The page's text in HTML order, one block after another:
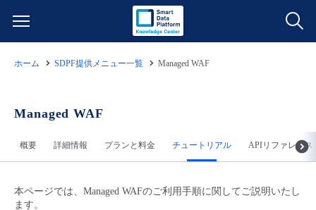
サービス一覧
データ利活用
クラウド/サーバー
ネットワーク
よくある質問
データ利活用
クラウド/サーバー
料金情報
料金シミュレーター
ご利用開始ガイド
ホーム SDPF提供メニュー一覧 Managed WAF
Managed WAF
概要 詳細情報 プランと料金 チュートリアル APIリファレンス
本ページでは、Managed WAFのご利用手順に関してご説明いたし
ます。